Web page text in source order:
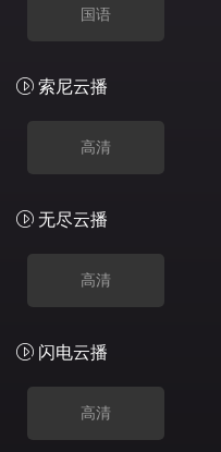
国语
索尼云播
高清
无尽云播
高清
闪电云播
高清